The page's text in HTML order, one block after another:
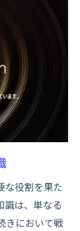
の競争力
極め方
標法の基
に与える
ス戦略の
用する方
理解の重
な役割を果た
識は、単なる
きにおいて戦